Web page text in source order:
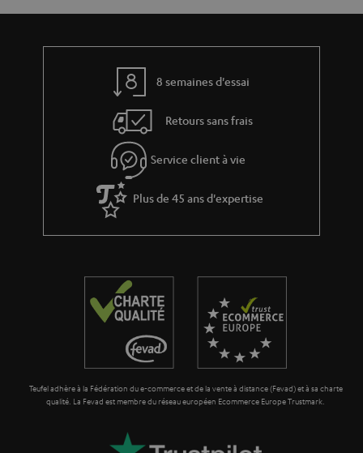
v
a
n
e
8 semaines d'essai
Retours sans frais
Service client à vie
Plus de 45 ans d'expertise
Teufel adhère à la Fédération du e-commerce et de la vente à distance (Fevad) et à sa charte
qualité. La Fevad est membre du réseau européen Ecommerce Europe Trustmark.